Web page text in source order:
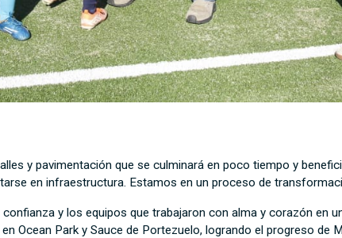
y pavimentación que se culminará en poco tiempo y
en infraestructura. Estamos en un proceso de
y los equipos que trabajaron con alma y corazón en
Ocean Park y Sauce de Portezuelo, logrando el progreso de